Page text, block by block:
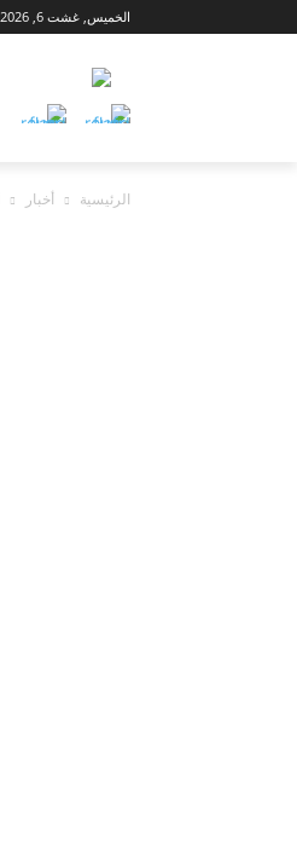
الخميس, غشت 6, 2026
الرئيسية أخبار